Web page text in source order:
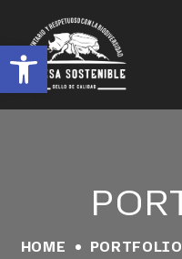
Abrir barra de herramientas
HOME PORTFOLIO